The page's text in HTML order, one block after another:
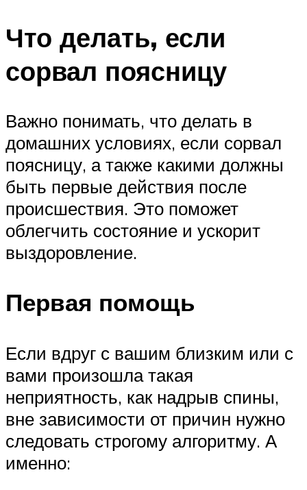
Что делать, если
сорвал поясницу
Важно понимать, что делать в
домашних условиях, если сорвал
поясницу, а также какими должны
быть первые действия после
происшествия. Это поможет
облегчить состояние и ускорит
выздоровление.
Первая помощь
Если вдруг с вашим близким или с
вами произошла такая
неприятность, как надрыв спины,
вне зависимости от причин нужно
следовать строгому алгоритму. А
именно: